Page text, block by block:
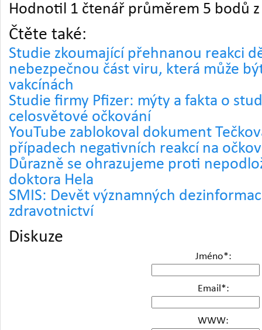
Hodnotil 1 čtenář průměrem 5 bodů
Čtěte také:
Studie zkoumající přehnanou reakci
nebezpečnou část viru, která může
vakcínách
Studie firmy Pfizer: mýty a fakta o
celosvětové očkování
YouTube zablokoval dokument
případech negativních reakcí na
Důrazně se ohrazujeme proti
doktora Hela
SMIS: Devět významných
zdravotnictví
Diskuze
Jméno*:
Email*:
WWW: